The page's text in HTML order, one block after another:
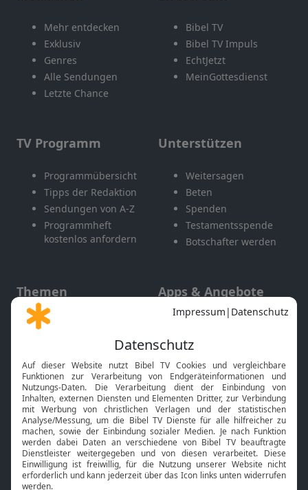
Mehr entdecken
Exklusiv
Genres
Alle Sendungen
Letzte Chance
Bibel TV
Bibel TV Impuls
EchtJetzt
MeinGottesdienst
TV Programm
Programmübersicht
Tipps der Redaktion
Sendungen von A-Z
Programmheft
kostenlos anfordern
Unterstützen
Weitersagen
Beten
Spenden
Testamentsspende
Botschafter werden
Themen
Gott und Bibel erklärt
Neuigkeiten
Apps & Angebote
Mobile App
Smart TV
HbbTV
Bibelthek Online-Bibel
Nächster Gottesdienst
Bibel TV Service